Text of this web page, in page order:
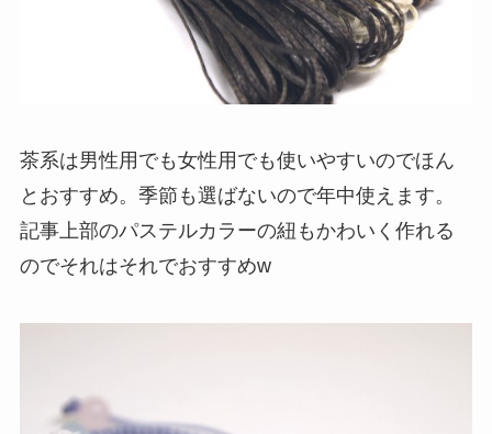
茶系は男性用でも女性用でも使いやすいのでほん
とおすすめ。季節も選ばないので年中使えます。
記事上部のパステルカラーの紐もかわいく作れる
のでそれはそれでおすすめw